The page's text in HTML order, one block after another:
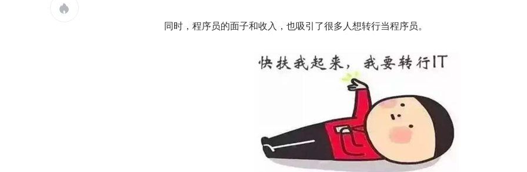

同时，程序员的面子和收入，也吸引了很多人想转行当程序员。